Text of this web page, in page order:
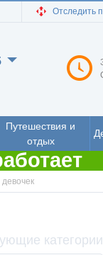
Отследить
Путешествия и
отдых